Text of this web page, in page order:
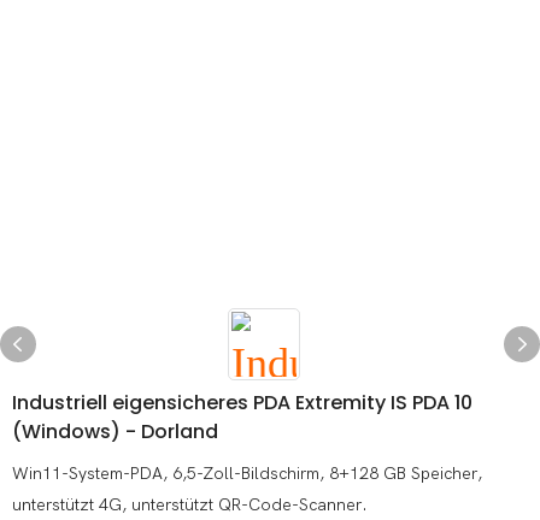
Industriell eigensicheres PDA Extremity IS PDA 10
(Windows) - Dorland
Win11-System-PDA, 6,5-Zoll-Bildschirm, 8+128 GB Speicher,
unterstützt 4G, unterstützt QR-Code-Scanner.